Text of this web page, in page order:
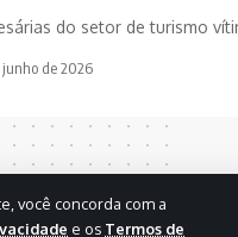
você concorda com a
e os Termos de
do setor de turismo
de 2026